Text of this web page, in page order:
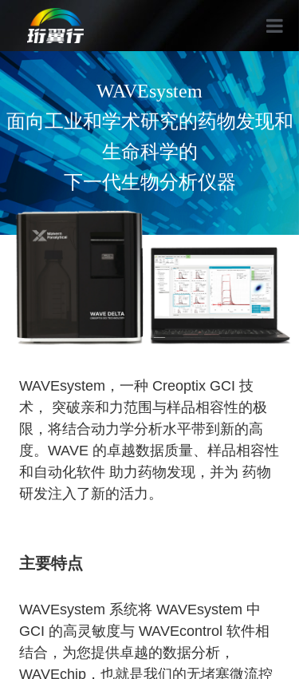
产品
应用
关于我们
WAVEsystem
面向工业和学术研究的药物发现和
生命科学的
下一代生物分析仪器
WAVEsystem，一种 Creoptix GCI 技
术， 突破亲和力范围与样品相容性的极
限，将结合动力学分析水平带到新的高
度。WAVE 的卓越数据质量、样品相容性
和自动化软件 助力药物发现，并为 药物
研发注入了新的活力。
主要特点
WAVEsystem 系统将 WAVEsystem 中
GCI 的高灵敏度与 WAVEcontrol 软件相
结合，为您提供卓越的数据分析，
WAVEchip，也就是我们的无堵塞微流控